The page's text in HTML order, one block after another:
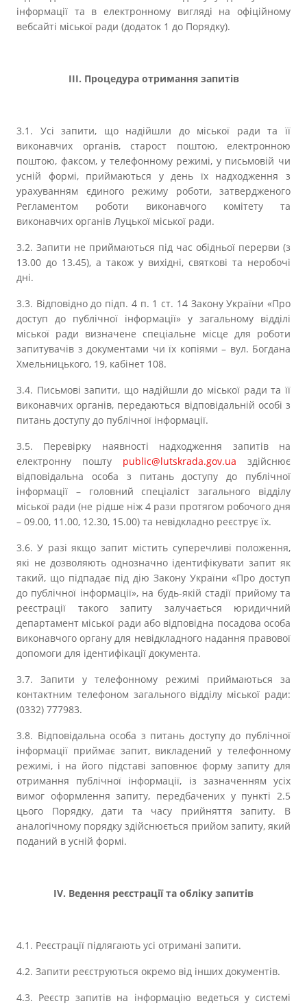
інформації та в електронному вигляді на офіційному
вебсайті міської ради (додаток 1 до Порядку).
ІІІ. Процедура отримання запитів
3.1. Усі запити, що надійшли до міської ради та її
виконавчих органів, старост поштою, електронною
поштою, факсом, у телефонному режимі, у письмовій чи
усній формі, приймаються у день їх надходження з
урахуванням єдиного режиму роботи, затвердженого
Регламентом роботи виконавчого комітету та
виконавчих органів Луцької міської ради.
3.2. Запити не приймаються під час обідньої перерви (з
13.00 до 13.45), а також у вихідні, святкові та неробочі
дні.
3.3. Відповідно до підп. 4 п. 1 ст. 14 Закону України «Про
доступ до публічної інформації» у загальному відділі
міської ради визначене спеціальне місце для роботи
запитувачів з документами чи їх копіями – вул. Богдана
Хмельницького, 19, кабінет 108.
3.4. Письмові запити, що надійшли до міської ради та її
виконавчих органів, передаються відповідальній особі з
питань доступу до публічної інформації.
3.5. Перевірку наявності надходження запитів на
електронну пошту public@lutskrada.gov.ua здійснює
відповідальна особа з питань доступу до публічної
інформації – головний спеціаліст загального відділу
міської ради (не рідше ніж 4 рази протягом робочого дня
– 09.00, 11.00, 12.30, 15.00) та невідкладно реєструє їх.
3.6. У разі якщо запит містить суперечливі положення,
які не дозволяють однозначно ідентифікувати запит як
такий, що підпадає під дію Закону України «Про доступ
до публічної інформації», на будь-якій стадії прийому та
реєстрації такого запиту залучається юридичний
департамент міської ради або відповідна посадова особа
виконавчого органу для невідкладного надання правової
допомоги для ідентифікації документа.
3.7. Запити у телефонному режимі приймаються за
контактним телефоном загального відділу міської ради:
(0332) 777983.
3.8. Відповідальна особа з питань доступу до публічної
інформації приймає запит, викладений у телефонному
режимі, і на його підставі заповнює форму запиту для
отримання публічної інформації, із зазначенням усіх
вимог оформлення запиту, передбачених у пункті 2.5
цього Порядку, дати та часу прийняття запиту. В
аналогічному порядку здійснюється прийом запиту, який
поданий в усній формі.
ІV. Ведення реєстрації та обліку запитів
4.1. Реєстрації підлягають усі отримані запити.
4.2. Запити реєструються окремо від інших документів.
4.3. Реєстр запитів на інформацію ведеться у системі